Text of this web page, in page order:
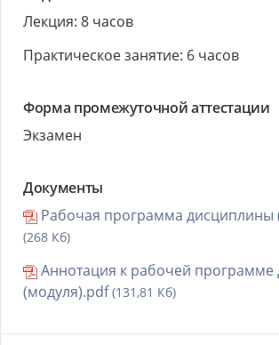
Лекция: 8 часов
Практическое занятие: 6 часов
Форма промежуточной аттестации
Экзамен
Документы
Рабочая программа дисциплины
(268 Кб)
Аннотация к рабочей
(модуля).pdf(131,81 Кб)